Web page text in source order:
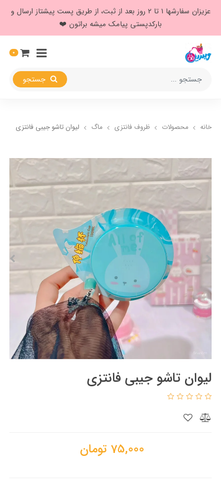
عزیزان سفارشها ۱ تا ۲ روز بعد از ثبت، از طریق پست پیشتاز ارسال و
بارکدپستی پیامک میشه براتون ❤️
0
خانه محصولات ظروف فانتزی ماگ لیوان تاشو جیبی فانتزی
لیوان تاشو جیبی فانتزی
75,000 تومان